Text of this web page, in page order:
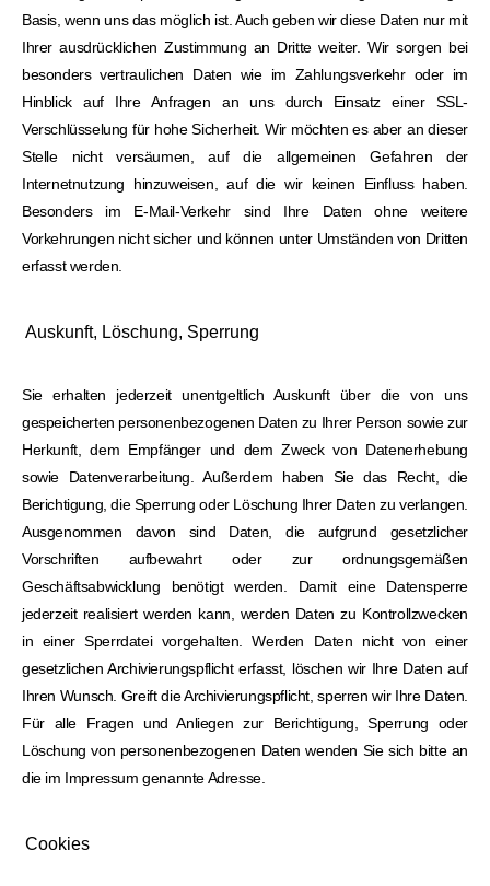
Basis, wenn uns das möglich ist. Auch geben wir diese Daten nur mit
Ihrer ausdrücklichen Zustimmung an Dritte weiter. Wir sorgen bei
besonders vertraulichen Daten wie im Zahlungsverkehr oder im
Hinblick auf Ihre Anfragen an uns durch Einsatz einer SSL-
Verschlüsselung für hohe Sicherheit. Wir möchten es aber an dieser
Stelle nicht versäumen, auf die allgemeinen Gefahren der
Internetnutzung hinzuweisen, auf die wir keinen Einfluss haben.
Besonders im E-Mail-Verkehr sind Ihre Daten ohne weitere
Vorkehrungen nicht sicher und können unter Umständen von Dritten
erfasst werden.
Auskunft, Löschung, Sperrung
Sie erhalten jederzeit unentgeltlich Auskunft über die von uns
gespeicherten personenbezogenen Daten zu Ihrer Person sowie zur
Herkunft, dem Empfänger und dem Zweck von Datenerhebung
sowie Datenverarbeitung. Außerdem haben Sie das Recht, die
Berichtigung, die Sperrung oder Löschung Ihrer Daten zu verlangen.
Ausgenommen davon sind Daten, die aufgrund gesetzlicher
Vorschriften aufbewahrt oder zur ordnungsgemäßen
Geschäftsabwicklung benötigt werden. Damit eine Datensperre
jederzeit realisiert werden kann, werden Daten zu Kontrollzwecken
in einer Sperrdatei vorgehalten. Werden Daten nicht von einer
gesetzlichen Archivierungspflicht erfasst, löschen wir Ihre Daten auf
Ihren Wunsch. Greift die Archivierungspflicht, sperren wir Ihre Daten.
Für alle Fragen und Anliegen zur Berichtigung, Sperrung oder
Löschung von personenbezogenen Daten wenden Sie sich bitte an
die im Impressum genannte Adresse.
Cookies